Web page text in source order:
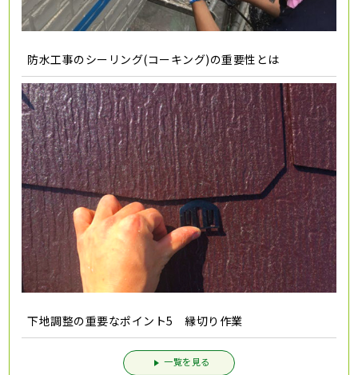
防水工事のシーリング(コーキング)の重要性とは
下地調整の重要なポイント5 縁切り作業
一覧を見る